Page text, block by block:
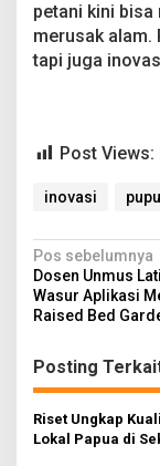
petani kini bisa
merusak alam.
tapi juga
Post Views:
inovasi
N
a
v
i
g
a
s
Pos sebelumnya
Dosen Unmus
Wasur Aplikasi
Raised Bed
Posting
Riset Ungkap
Lokal Papua di